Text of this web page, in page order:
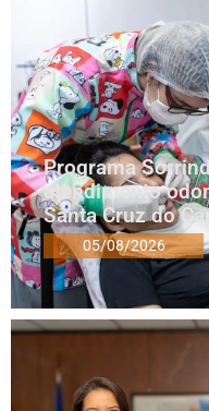
Programa
atendimento
Santa Cruz do
05/08/2026